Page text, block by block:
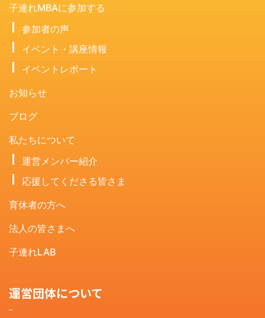
子連れMBAに参加する
参加者の声
イベント・講座情報
イベントレポート
お知らせ
ブログ
私たちについて
運営メンバー紹介
応援してくださる皆さま
育休者の方へ
法人の皆さまへ
子連れLAB
運営団体について